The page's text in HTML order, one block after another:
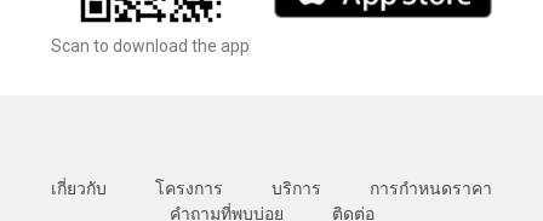
Scan to download the app
เกี่ยวกับ โครงการ บริการ
การกำหนดราคา
คำถามที่พบบ่อย
ติดต่อ